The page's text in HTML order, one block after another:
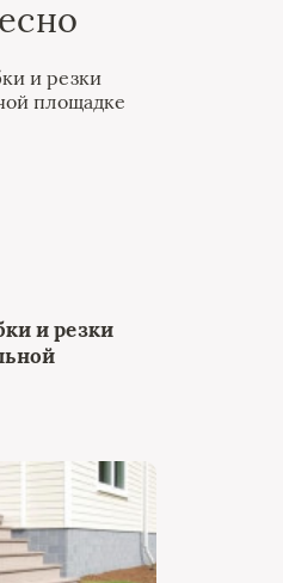
и резки